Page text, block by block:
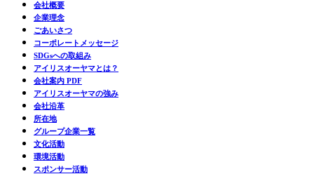
会社概要
企業理念
ごあいさつ
コーポレートメッセージ
SDGsへの取組み
アイリスオーヤマとは？
会社案内 PDF
アイリスオーヤマの強み
会社沿革
所在地
グループ企業一覧
文化活動
環境活動
スポンサー活動